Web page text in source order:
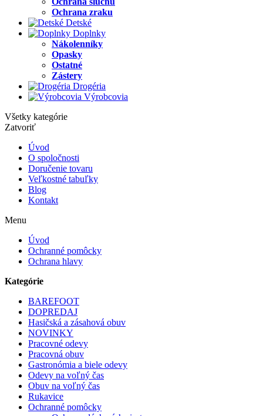
Ochrana zraku
Detské
Doplnky
Nákolenníky
Opasky
Ostatné
Zástery
Drogéria
Výrobcovia
Všetky kategórie
Zatvoriť
Úvod
O spoločnosti
Doručenie tovaru
Veľkostné tabuľky
Blog
Kontakt
Menu
Úvod
Ochranné pomôcky
Ochrana hlavy
Kategórie
BAREFOOT
DOPREDAJ
Hasičská a zásahová obuv
NOVINKY
Pracovné odevy
Pracovná obuv
Gastronómia a biele odevy
Odevy na voľný čas
Obuv na voľný čas
Rukavice
Ochranné pomôcky